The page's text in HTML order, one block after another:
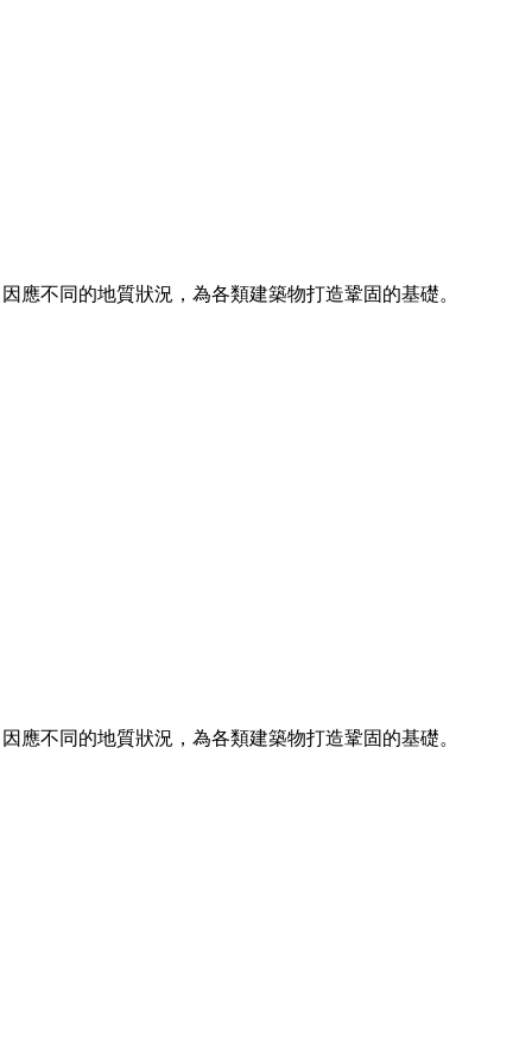
應不同的地質狀況，為各類建築物打造鞏固的基礎。
應不同的地質狀況，為各類建築物打造鞏固的基礎。